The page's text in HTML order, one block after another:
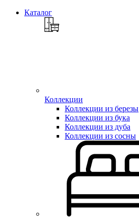
Каталог
Коллекции
Коллекции из березы
Коллекции из бука
Коллекции из дуба
Коллекции из сосны